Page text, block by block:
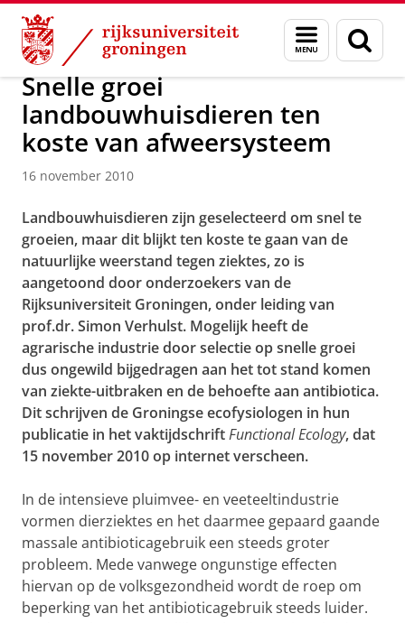
Skip
Content
Skip
Navigation
Menu
en
zoeken
Over ons Actueel Nieuws Nieuwsberichten
Snelle groei
landbouwhuisdieren ten
koste van afweersysteem
16 november 2010
Landbouwhuisdieren zijn geselecteerd om snel te
groeien, maar dit blijkt ten koste te gaan van de
natuurlijke weerstand tegen ziektes, zo is
aangetoond door onderzoekers van de
Rijksuniversiteit Groningen, onder leiding van
prof.dr. Simon Verhulst. Mogelijk heeft de
agrarische industrie door selectie op snelle groei
dus ongewild bijgedragen aan het tot stand komen
van ziekte-uitbraken en de behoefte aan antibiotica.
Dit schrijven de Groningse ecofysiologen in hun
publicatie in het vaktijdschriftFunctional Ecology, dat
15 november 2010 op internet verscheen.
In de intensieve pluimvee- en veeteeltindustrie
vormen dierziektes en het daarmee gepaard gaande
massale antibioticagebruik een steeds groter
probleem. Mede vanwege ongunstige effecten
hiervan op de volksgezondheid wordt de roep om
beperking van het antibioticagebruik steeds luider.